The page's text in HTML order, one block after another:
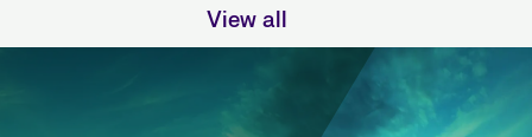
View all